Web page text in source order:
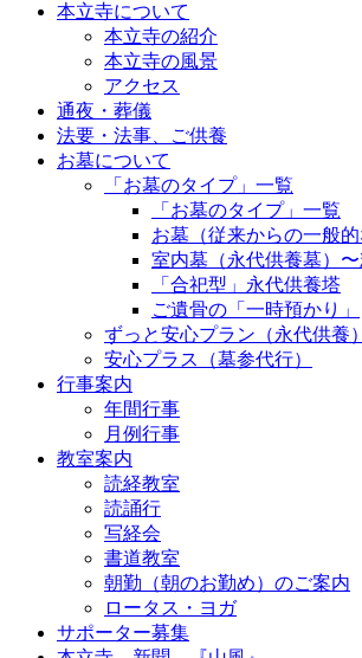
本立寺について
本立寺の紹介
本立寺の風景
アクセス
通夜・葬儀
法要・法事、ご供養
お墓について
「お墓のタイプ」一覧
「お墓のタイプ」一覧
お墓（従来からの一般的
室内墓（永代供養墓）
「合祀型」永代供養塔
ご遺骨の「一時預かり」
ずっと安心プラン（永代供養）
安心プラス（墓参代行）
行事案内
年間行事
月例行事
教室案内
読経教室
読誦行
写経会
書道教室
朝勤（朝のお勤め）のご案内
ロータス・ヨガ
サポーター募集